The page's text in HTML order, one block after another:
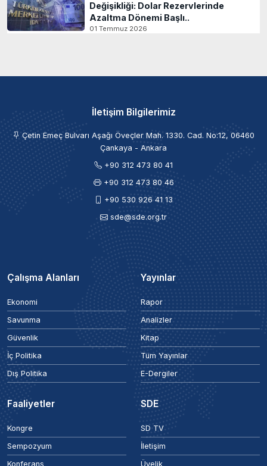
Değişikliği: Dolar Rezervlerinde
Azaltma Dönemi Başlı..
01 Temmuz 2026
İletişim Bilgilerimiz
Çetin Emeç Bulvarı Aşağı Öveçler Mah. 1330. Cad. No:12, 06460
Çankaya - Ankara
+90 312 473 80 41
+90 312 473 80 46
+90 530 926 41 13
sde@sde.org.tr
Çalışma Alanları
Ekonomi
Savunma
Güvenlik
İç Politika
Dış Politika
Yayınlar
Rapor
Analizler
Kitap
Tüm Yayınlar
E-Dergiler
Faaliyetler
Kongre
Sempozyum
Konferans
SDE
SD TV
İletişim
Üyelik